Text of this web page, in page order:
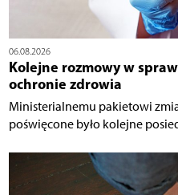
06.08.2026
Kolejne rozmowy w
ochronie zdrowia
Ministerialnemu pakietowi
poświęcone było kolejne